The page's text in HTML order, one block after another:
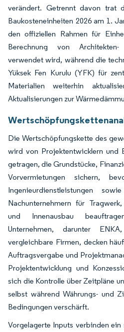
verändert. Getrennt davon trat
Baukosteneinheiten 2026 am 1.
den offiziellen Rahmen für
Berechnung von Architekten-
verwendet wird, während die
Yüksek Fen Kurulu (YFK) für
Materialien weiterhin
Aktualisierungen zur
Die Wertschöpfungskette des
wird von Projektentwicklern und
getragen, die Grundstücke,
Vorvermietungen sichern,
Ingenieurdienstleistungen
Nachunternehmern für
und Innenausbau
Unternehmen, darunter
vergleichbare Firmen, decken
Auftragsvergabe und
Projektentwicklung und
sich die Kontrolle über Zeitpläne
selbst während Währungs- und
Bedingungen verschärft.
Vorgelagerte Inputs verbinden